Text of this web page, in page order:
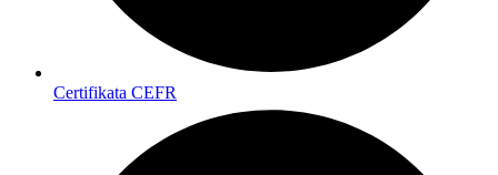
Certifikata CEFR